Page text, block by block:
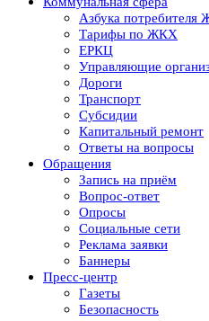
Азбука потребителя
Тарифы по ЖКХ
ЕРКЦ
Управляющие
Дороги
Транспорт
Субсидии
Капитальный ремонт
Ответы на вопросы
Обращения
Запись на приём
Вопрос-ответ
Опросы
Социальные сети
Реклама заявки
Баннеры
Пресс-центр
Газеты
Безопасность